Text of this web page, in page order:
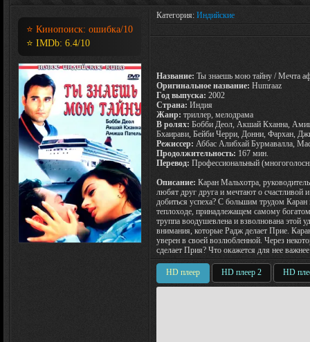
⭐ Кинопоиск: ошибка/10
⭐ IMDb: 6.4/10
Категория: Индийские
Название: Ты знаешь мою тайну / Мечта
Оригинальное название: Humraaz
Год выпуска: 2002
Страна: Индия
Жанр: триллер, мелодрама
В ролях: Бобби Деол, Акшай Кханна,
Бхаирави, Бейби Черри, Донни, Фархан,
Режиссер: Аббас Алибхай Бурмавалла,
Продолжительность: 167 мин.
Перевод: Профессиональный
Описание: Каран Мальхотра,
любят друг друга и мечтают о счастливой
добиться успеха? С большим трудом
теплоходе, принадлежащем самому
труппа воодушевлена и взволнована этой
внимания, которые Радж делает Прие.
уверен в своей возлюбленной. Через
сделает Прия? Что окажется для нее
HD плеер HD плеер 2 HD